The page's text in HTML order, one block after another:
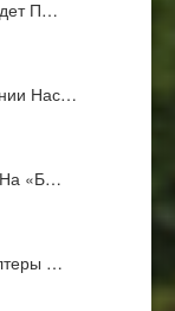
П…
Нас…
На «Б…
…